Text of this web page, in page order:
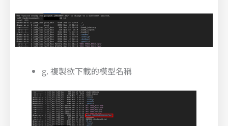
g. 複製欲下載的模型名稱